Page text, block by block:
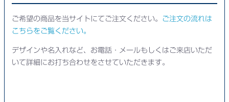
ご希望の商品を当サイトにてご注文ください。 ご注文の流れは
こちらをご覧ください。
デザインや名入れなど、お電話・メールもしくはご来店いただ
いて詳細にお打ち合わせをさせていただきます。